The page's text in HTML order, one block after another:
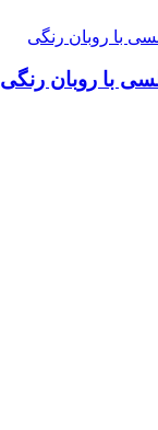
با روبان رنگی